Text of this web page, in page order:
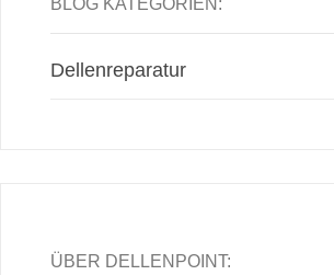
Dellenreparatur
ÜBER DELLENPOINT: